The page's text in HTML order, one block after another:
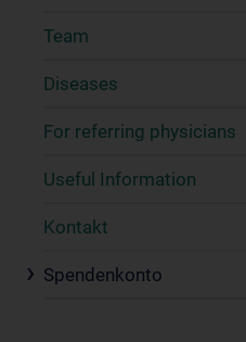
Team
Diseases
For referring physicians
Useful Information
Kontakt
Spendenkonto